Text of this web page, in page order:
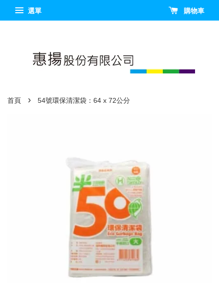
選單 購物車
首頁 › 54號環保清潔袋：64 x 72公分